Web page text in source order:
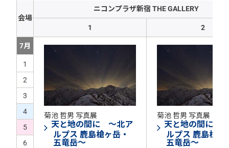
会場
ニコンプラザ新宿 THE GALLERY
1 2
7月
1
菊池 哲男 写真展
天と地の間に ～北ア
ルプス 鹿島槍ヶ岳・
五竜岳～
菊池 哲男 写真展
天と地の間に
ルプス 鹿島槍ヶ
五竜岳～
2
3
4
5
6